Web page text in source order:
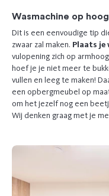
Wasmachine op
Dit is een eenvoudige tip
zwaar zal maken. Plaats je
vulopening zich op
hoef je je niet meer te
vullen en leeg te maken!
een opbergmeubel op
om het jezelf nog een
Wij denken graag met je